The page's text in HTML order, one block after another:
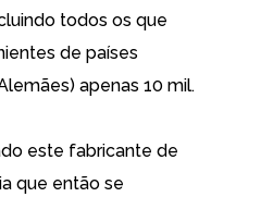
todos os que
de países
apenas 10 mil.
este fabricante de
que então se